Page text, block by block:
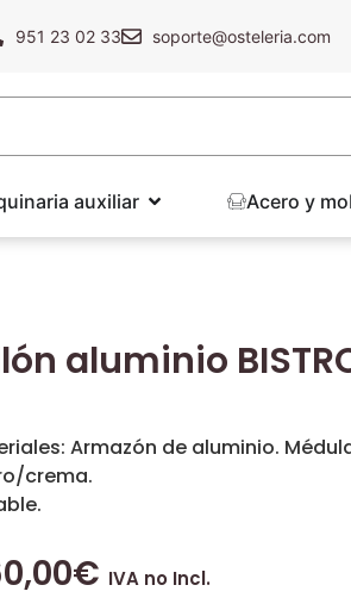
951 23 02 33 soporte@osteleria.com
auxiliar Acero y
aluminio
Armazón de aluminio.
crema.
€ IVA no Incl.